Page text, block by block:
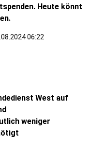
Heute könnt
06:22
West auf
weniger